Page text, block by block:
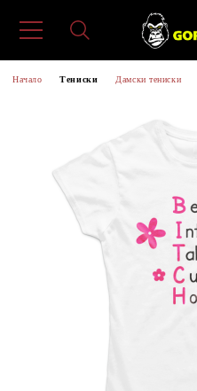
Начало Тениски Дамски тениски